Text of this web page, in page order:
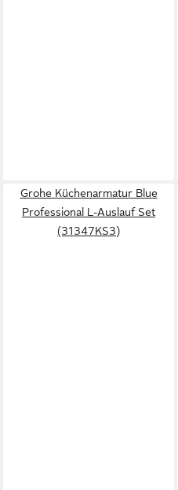
Grohe Küchenarmatur Blue
Professional L-Auslauf Set
(31347KS3)